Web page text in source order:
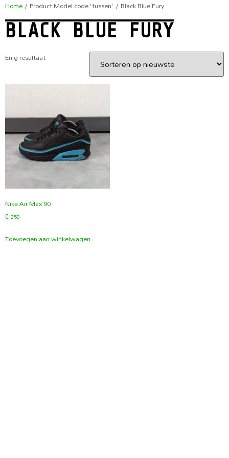
Home/ Product Model code 'tussen' / Black Blue Fury
BLACK BLUE FURY
Enig resultaat
Nike Air Max 90
€250
Toevoegen aan winkelwagen